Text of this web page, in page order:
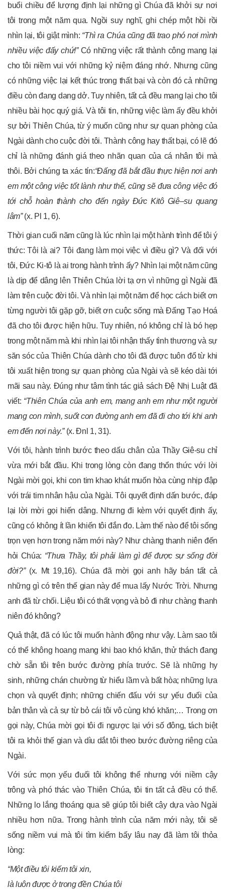
buổi chiều để lượng định lại những gì Chúa đã khởi sự nơi
tôi trong một năm qua. Ngồi suy nghĩ, ghi chép một hồi rồi
nhìn lại, tôi giật mình: “Thì ra Chúa cũng đã trao phó nơi mình
nhiều việc đấy chứ!”Có những việc rất thành công mang lại
cho tôi niềm vui với những kỷ niệm đáng nhớ. Nhưng cũng
có những việc lại kết thúc trong thất bại và còn đó cả những
điều còn đang dang dở. Tuy nhiên, tất cả đều mang lại cho tôi
nhiều bài học quý giá. Và tôi tin, những việc làm ấy đều khởi
sự bởi Thiên Chúa, từ ý muốn cũng như sự quan phòng của
Ngài dành cho cuộc đời tôi. Thành công hay thất bại, có lẽ đó
chỉ là những đánh giá theo nhãn quan của cá nhân tôi mà
thôi. Bởi chúng ta xác tín:“Đấng đã bắt đầu thực hiện nơi anh
em một công việc tốt lành như thế, cũng sẽ đưa công việc đó
tới chỗ hoàn thành cho đến ngày Đức Kitô Giê–su quang
lâm”(x. Pl 1, 6).
Thời gian cuối năm cũng là lúc nhìn lại một hành trình để tôi ý
thức: Tôi là ai? Tôi đang làm mọi việc vì điều gì? Và đối với
tôi, Đức Ki-tô là ai trong hành trình ấy? Nhìn lại một năm cũng
là dịp để dâng lên Thiên Chúa lời tạ ơn vì những gì Ngài đã
làm trên cuộc đời tôi. Và nhìn lại một năm để học cách biết ơn
từng người tôi gặp gỡ, biết ơn cuộc sống mà Đấng Tạo Hoá
đã cho tôi được hiện hữu. Tuy nhiên, nó không chỉ là bó hẹp
trong một năm mà khi nhìn lại tôi nhận thấy tình thương và sự
săn sóc của Thiên Chúa dành cho tôi đã được tuôn đổ từ khi
tôi xuất hiện trong sự quan phòng của Ngài và sẽ kéo dài tới
mãi sau này. Đúng như tâm tình tác giả sách Đệ Nhị Luật đã
viết: “Thiên Chúa của anh em, mang anh em như một người
mang con mình, suốt con đường anh em đã đi cho tới khi anh
em đến nơi này.” (x. Đnl 1, 31).
Với tôi, hành trình bước theo dấu chân của Thầy Giê-su chỉ
vừa mới bắt đầu. Khi trong lòng còn đang thổn thức với lời
Ngài mời gọi, khi con tim khao khát muốn hòa cùng nhịp đập
với trái tim nhân hậu của Ngài. Tôi quyết định dấn bước, đáp
lại lời mời gọi hiến dâng. Nhưng đi kèm với quyết định ấy,
cũng có không ít lần khiến tôi đắn đo. Làm thế nào để tôi sống
trọn vẹn hơn trong năm mới này? Như chàng thanh niên đến
hỏi Chúa: “Thưa Thầy, tôi phải làm gì để được sự sống đời
đời?” (x. Mt 19,16). Chúa đã mời gọi anh hãy bán tất cả
những gì có trên thế gian này để mua lấy Nước Trời. Nhưng
anh đã từ chối. Liệu tôi có thất vọng và bỏ đi như chàng thanh
niên đó không?
Quả thật, đã có lúc tôi muốn hành động như vậy. Làm sao tôi
có thể không hoang mang khi bao khó khăn, thử thách đang
chờ sẵn tôi trên bước đường phía trước. Sẽ là những hy
sinh, những chán chường từ hiểu lầm và bất hòa; những lựa
chọn và quyết định; những chiến đấu với sự yếu đuối của
bản thân và cả sự từ bỏ cái tôi vô cùng khó khăn;… Trong ơn
gọi này, Chúa mời gọi tôi đi ngược lại với số đông, tách biệt
tôi ra khỏi thế gian và dìu dắt tôi theo bước đường riêng của
Ngài.
Với sức mọn yếu đuối tôi không thể nhưng với niềm cậy
trông và phó thác vào Thiên Chúa, tôi tin tất cả đều có thể.
Những lo lắng thoáng qua sẽ giúp tôi biết cậy dựa vào Ngài
nhiều hơn nữa. Trong hành trình của năm mới này, tôi sẽ
sống niềm vui mà tôi tìm kiếm bấy lâu nay đã làm tôi thỏa
lòng:
“Một điều tôi kiếm tôi xin,
là luôn được ở trong đền Chúa tôi